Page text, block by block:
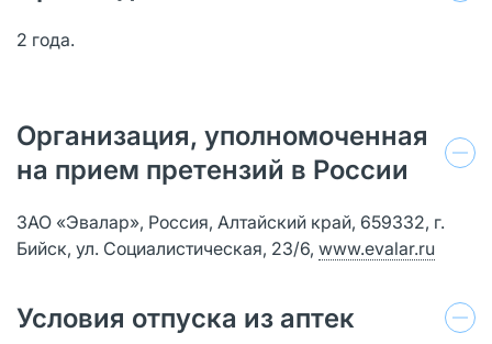
2 года.
Организация, уполномоченная
на прием претензий в России
ЗАО «Эвалар», Россия, Алтайский край, 659332, г.
Бийск, ул. Социалистическая, 23/6, www.evalar.ru
Условия отпуска из аптек